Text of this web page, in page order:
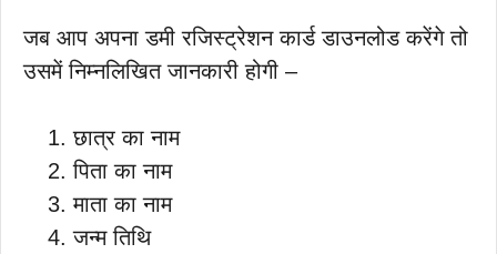
जब आप अपना डमी रजिस्ट्रेशन कार्ड डाउनलोड करेंगे तो
उसमें निम्नलिखित जानकारी होगी –
छात्र का नाम
पिता का नाम
माता का नाम
जन्म तिथि